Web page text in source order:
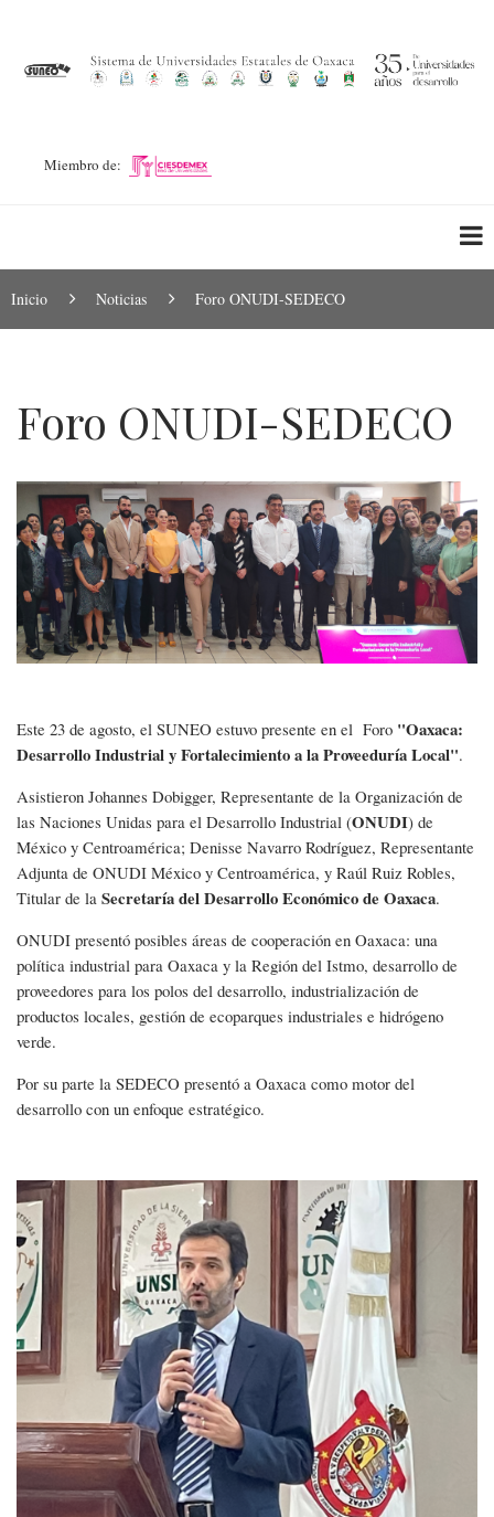
contenido
Miembro de:
Ruta
Inicio Noticias Foro ONUDI-SEDECO
Foro ONUDI-SEDECO
Foro
ONUDI-
SEDECO
Este 23 de agosto, el SUNEO estuvo presente en el Foro "Oaxaca:
Desarrollo Industrial y Fortalecimiento a la Proveeduría Local".
Asistieron Johannes Dobigger, Representante de la Organización de
las Naciones Unidas para el Desarrollo Industrial (ONUDI) de
México y Centroamérica; Denisse Navarro Rodríguez, Representante
Adjunta de ONUDI México y Centroamérica, y Raúl Ruiz Robles,
Titular de la Secretaría del Desarrollo Económico de Oaxaca.
ONUDI presentó posibles áreas de cooperación en Oaxaca: una
política industrial para Oaxaca y la Región del Istmo, desarrollo de
proveedores para los polos del desarrollo, industrialización de
productos locales, gestión de ecoparques industriales e hidrógeno
verde.
Por su parte la SEDECO presentó a Oaxaca como motor del
desarrollo con un enfoque estratégico.